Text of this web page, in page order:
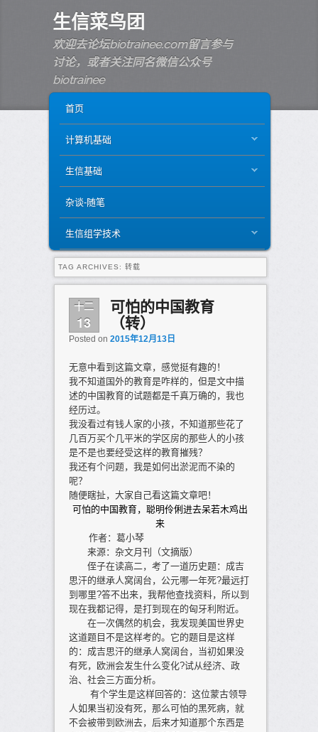
生信菜鸟团
欢迎去论坛biotrainee.com留言参与
讨论，或者关注同名微信公众号
biotrainee
SKIP TO PRIMARY CONTENT
SKIP TO SECONDARY CONTENT
首页
计算机基础
生信基础
杂谈-随笔
生信组学技术
TAG ARCHIVES: 转载
十二
13
可怕的中国教育
（转）
Posted on 2015年12月13日
无意中看到这篇文章，感觉挺有趣的！
我不知道国外的教育是咋样的，但是文中描
述的中国教育的试题都是千真万确的，我也
经历过。
我没看过有钱人家的小孩，不知道那些花了
几百万买个几平米的学区房的那些人的小孩
是不是也要经受这样的教育摧残？
我还有个问题，我是如何出淤泥而不染的
呢？
随便瞎扯，大家自己看这篇文章吧！
可怕的中国教育，聪明伶俐进去呆若木鸡出
来
作者：葛小琴
来源：杂文月刊（文摘版）
侄子在读高二，考了一道历史题：成吉
思汗的继承人窝阔台，公元哪一年死?最远打
到哪里?答不出来，我帮他查找资料，所以到
现在我都记得，是打到现在的匈牙利附近。
在一次偶然的机会，我发现美国世界史
这道题目不是这样考的。它的题目是这样
的：成吉思汗的继承人窝阔台，当初如果没
有死，欧洲会发生什么变化?试从经济、政
治、社会三方面分析。
有个学生是这样回答的：这位蒙古领导
人如果当初没有死，那么可怕的黑死病，就
不会被带到欧洲去，后来才知道那个东西是